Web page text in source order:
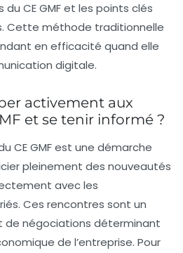
du CE GMFet les points clés
Cette méthode traditionnelle
en efficacité quand elle
digitale.
activement aux
et se tenir informé ?
CE GMFest une démarche
pleinement des nouveautés
avec les
Ces rencontres sont un
de négociations déterminant
de l’entreprise. Pour